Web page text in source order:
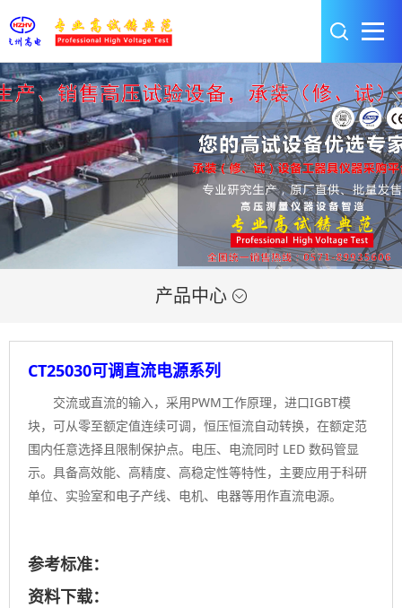
产品中心 
CT25030可调直流电源系列
交流或直流的输入，采用PWM工作原理，进口IGBT模
块，可从零至额定值连续可调，恒压恒流自动转换，在额定范
围内任意选择且限制保护点。电压、电流同时 LED 数码管显
示。具备高效能、高精度、高稳定性等特性，主要应用于科研
单位、实验室和电子产线、电机、电器等用作直流电源。
参考标准：
资料下载：